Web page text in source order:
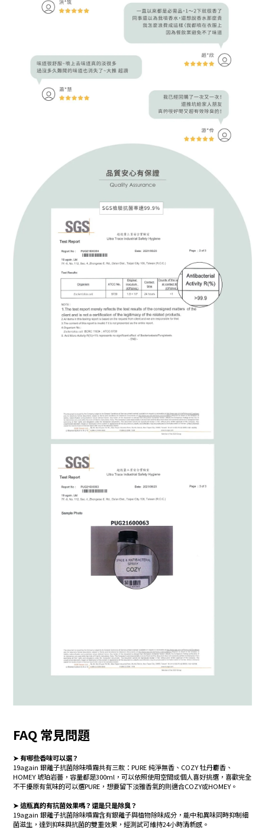
FAQ 常見問題
➤ 有哪些香味可以選？
19again 銀離子抗菌除味噴霧共有三款：PURE 純淨無香、COZY 牡丹麝香、
HOMEY 琥珀岩薔，容量都是300ml，可以依照使用空間或個人喜好挑選，喜歡完全
不干擾原有氣味的可以選PURE，想要留下淡雅香氣的則適合COZY或HOMEY。
➤ 這瓶真的有抗菌效果嗎？還是只是除臭？
19again 銀離子抗菌除味噴霧含有銀離子與植物除味成分，能中和異味同時抑制細
菌滋生，達到抑味與抗菌的雙重效果，經測試可維持24小時清新感。